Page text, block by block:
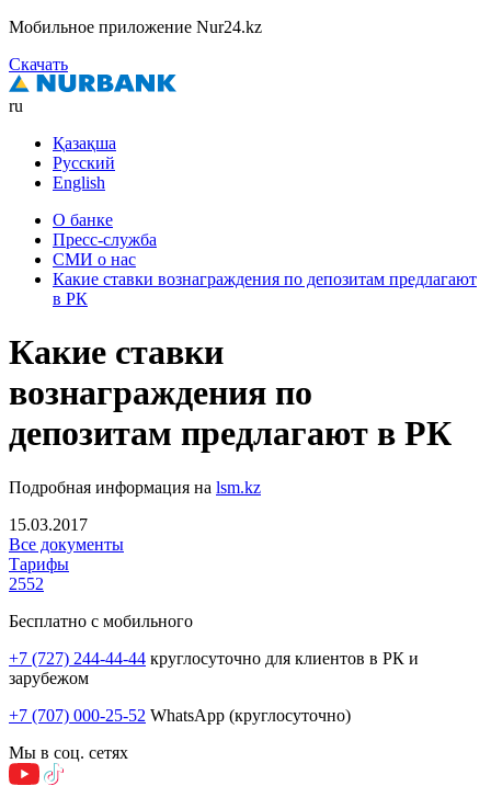
Мобильное приложение Nur24.kz
Скачать
ru
Қазақша
Русский
English
О банке
Пресс-служба
СМИ о нас
Какие ставки вознаграждения по депозитам предлагают
в РК
Какие ставки
вознаграждения по
депозитам предлагают в РК
Подробная информация на lsm.kz
15.03.2017
Все документы
Тарифы
2552
Бесплатно с мобильного
+7 (727) 244-44-44 круглосуточно для клиентов в РК и
зарубежом
+7 (707) 000-25-52 WhatsApp (круглосуточно)
Мы в соц. сетях